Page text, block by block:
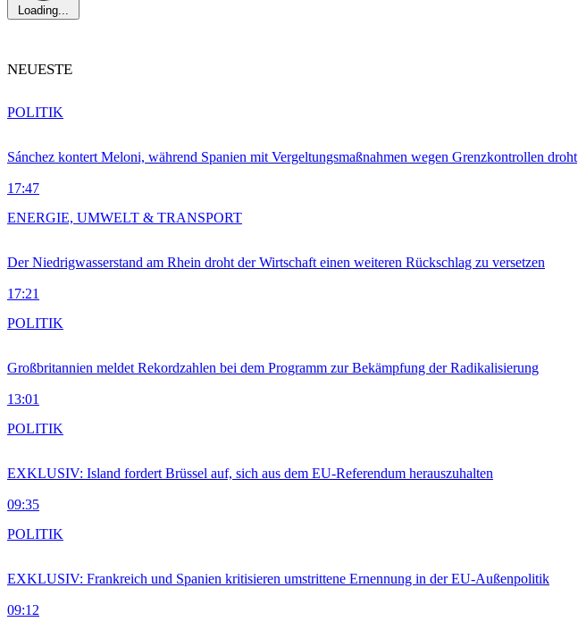
Loading...
NEUESTE
Sánchez kontert Meloni, während Spanien mit Vergeltungsmaßnahmen wegen Grenzkontrollen droht
17:47
POLITIK
Der Niedrigwasserstand am Rhein droht der Wirtschaft einen weiteren Rückschlag zu versetzen
17:21
ENERGIE, UMWELT & TRANSPORT
Großbritannien meldet Rekordzahlen bei dem Programm zur Bekämpfung der Radikalisierung
13:01
POLITIK
EXKLUSIV: Island fordert Brüssel auf, sich aus dem EU-Referendum herauszuhalten
09:35
POLITIK
EXKLUSIV: Frankreich und Spanien kritisieren umstrittene Ernennung in der EU-Außenpolitik
09:12
POLITIK